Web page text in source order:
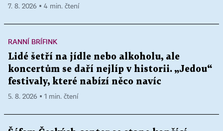
7. 8. 2026 ▪ 4 min. čtení
RANNÍ BRÍFINK
Lidé šetří na jídle nebo alkoholu, ale
koncertům se daří nejlíp v historii. „Jedou“
festivaly, které nabízí něco navíc
5. 8. 2026 ▪ 1 min. čtení